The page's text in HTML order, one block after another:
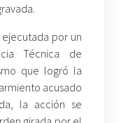
por un
Técnica de
que logró la
acusado
la acción se